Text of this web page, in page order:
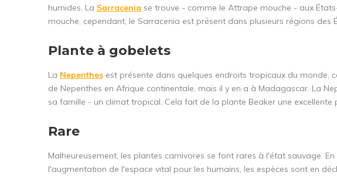
humides. La Sarracenia se trouve - comme le Attrape mouche - aux
mouche, cependant, le Sarracenia est présent dans plusieurs régions des
Plante à gobelets
La Nepenthes est présente dans quelques endroits tropicaux du monde,
de Nepenthes en Afrique continentale, mais il y en a à Madagascar. La
sa famille - un climat tropical. Cela fait de la plante Beaker une excellente
Rare
Malheureusement, les plantes carnivores se font rares à l'état sauvage.
l'augmentation de l'espace vital pour les humains, les espèces sont en